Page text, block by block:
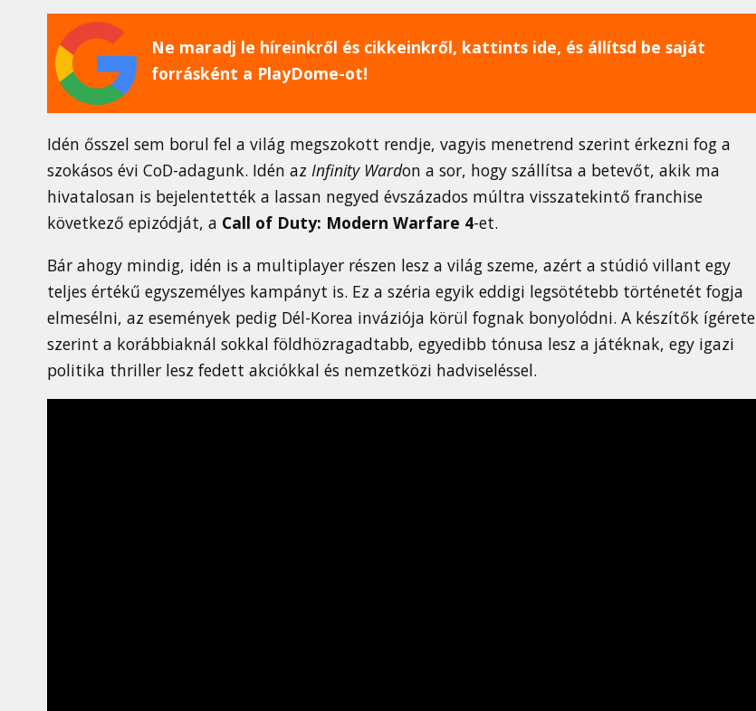
Ne maradj le híreinkről és cikkeinkről, kattints ide, és állítsd be saját
forrásként a PlayDome-ot!
Idén ősszel sem borul fel a világ megszokott rendje, vagyis menetrend szerint érkezni fog a
szokásos évi CoD-adagunk. Idén az Infinity Wardon a sor, hogy szállítsa a betevőt, akik ma
hivatalosan is bejelentették a lassan negyed évszázados múltra visszatekintő franchise
következő epizódját, a Call of Duty: Modern Warfare 4-et.
Bár ahogy mindig, idén is a multiplayer részen lesz a világ szeme, azért a stúdió villant egy
teljes értékű egyszemélyes kampányt is. Ez a széria egyik eddigi legsötétebb történetét fogja
elmesélni, az események pedig Dél-Korea inváziója körül fognak bonyolódni. A készítők ígérete
szerint a korábbiaknál sokkal földhözragadtabb, egyedibb tónusa lesz a játéknak, egy igazi
politika thriller lesz fedett akciókkal és nemzetközi hadviseléssel.